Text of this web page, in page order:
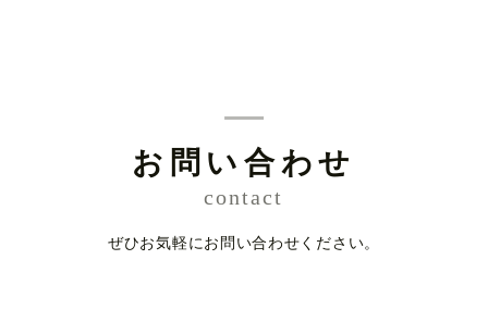
お問い合わせ
contact
ぜひお気軽にお問い合わせください。